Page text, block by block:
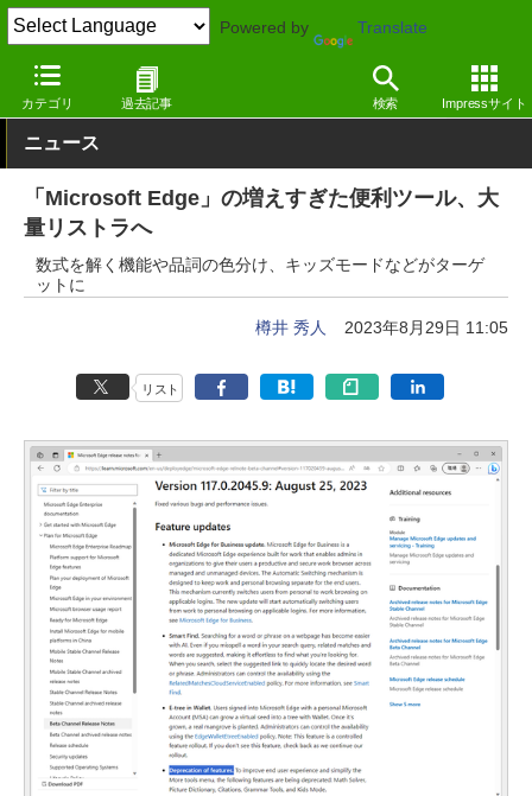
Powered by Translate
カテゴリ 過去記事 検索 Impressサイト
窓の杜 インターネット Windows
ニュース
「Microsoft Edge」の増えすぎた便利ツール、大
量リストラへ
数式を解く機能や品詞の色分け、キッズモードなどがターゲ
ットに
樽井 秀人 2023年8月29日 11:05
リスト